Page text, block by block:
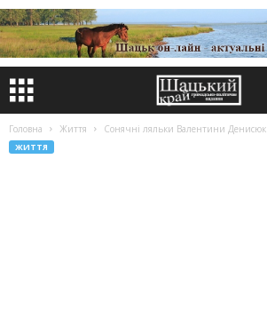
Головна Життя Сонячні ляльки Валентини Денисюк
ЖИТТЯ